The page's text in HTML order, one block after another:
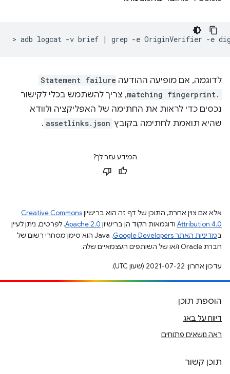
> adb logcat -v brief | grep -e OriginVerifier -e
לדוגמה, אם מופיעה ההודעה Statement failure
matching fingerprint., צריך להשתמש בכלי לקישור
נכסים כדי לראות את החתימה של האפליקציה ולוודא
שהיא תואמת לחתימה בקובץ assetlinks.json
.
המידע עזר לך?
אלא אם צוין אחרת, התוכן של דף זה הוא ברישיוןCreative Commons
Attribution 4.0 ודוגמאות הקוד הן ברישיון Apache 2.0. לפרטים, ניתן לעיין
במדיניות האתר Google Developers‏
.‏ Java הוא סימן מסחרי רשום של
חברת Oracle ו/או של השותפים העצמאיים שלה.
עדכון אחרון: 2021-07-22 (שעון UTC).
הוספת תוכן
דיווח על באג
ראה נושאים פתוחים
תוכן קשור